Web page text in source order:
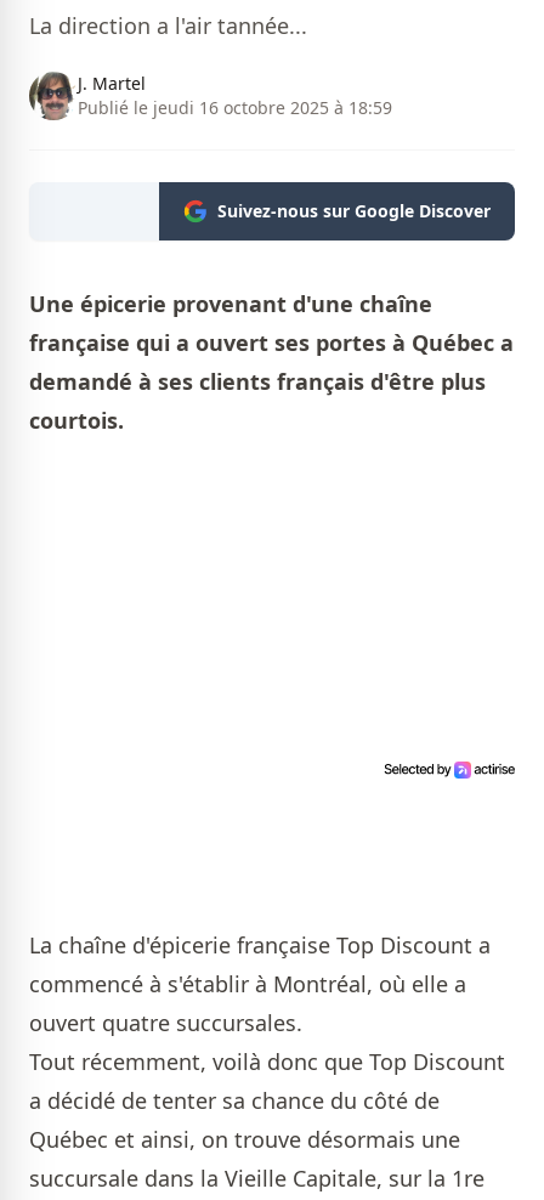
La direction a l'air tannée...
J. Martel
Publié le jeudi 16 octobre 2025 à 18:59
Suivez-nous sur Google Discover
Une épicerie provenant d'une chaîne
française qui a ouvert ses portes à Québec a
demandé à ses clients français d'être plus
courtois.
La chaîne d'épicerie française Top Discount a
commencé à s'établir à Montréal, où elle a
ouvert quatre succursales.
Tout récemment, voilà donc que Top Discount
a décidé de tenter sa chance du côté de
Québec et ainsi, on trouve désormais une
succursale dans la Vieille Capitale, sur la 1re